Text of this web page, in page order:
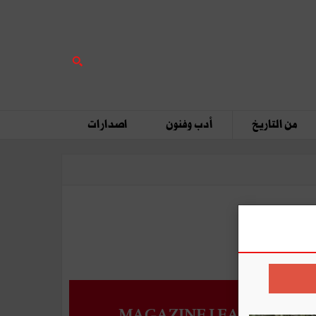
من التاريخ أدب وفنون اصدارات